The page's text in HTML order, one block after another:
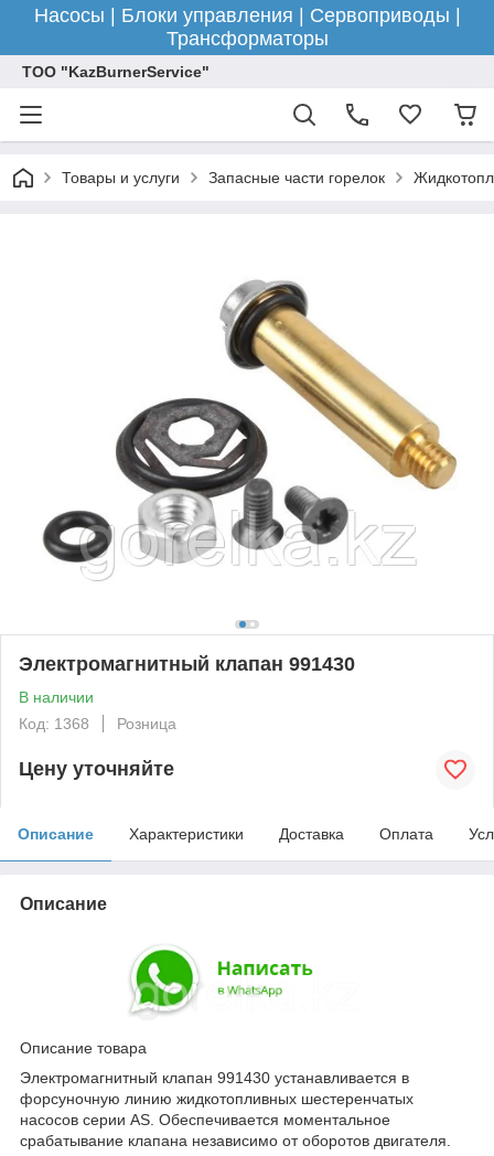
Насосы | Блоки управления | Сервоприводы |
Трансформаторы
ТОО "KazBurnerService"
Товары и услуги Запасные части горелок
Электромагнитный клапан 991430
В наличии
Код: 1368
Розница
Цену уточняйте
Описание Характеристики Доставка Оплата
Описание
Описание товара
Электромагнитный клапан 991430 устанавливается в
форсуночную линию жидкотопливных шестеренчатых
насосов серии AS. Обеспечивается моментальное
срабатывание клапана независимо от оборотов двигателя.